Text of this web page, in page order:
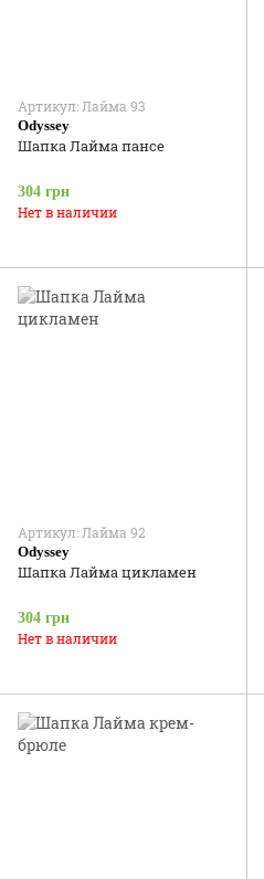
Артикул: Лайма 93
Odyssey
Шапка Лайма пансе
304 грн
Нет в наличии
Артикул: Лайма 92
Odyssey
Шапка Лайма цикламен
304 грн
Нет в наличии